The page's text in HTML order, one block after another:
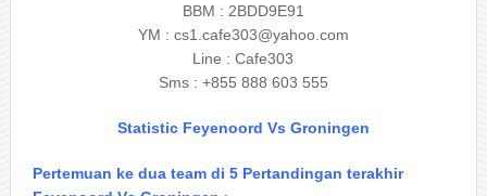
BBM : 2BDD9E91
YM : cs1.cafe303@yahoo.com
Line : Cafe303
Sms : +855 888 603 555
Statistic Feyenoord Vs Groningen
Pertemuan ke dua team di 5 Pertandingan terakhir